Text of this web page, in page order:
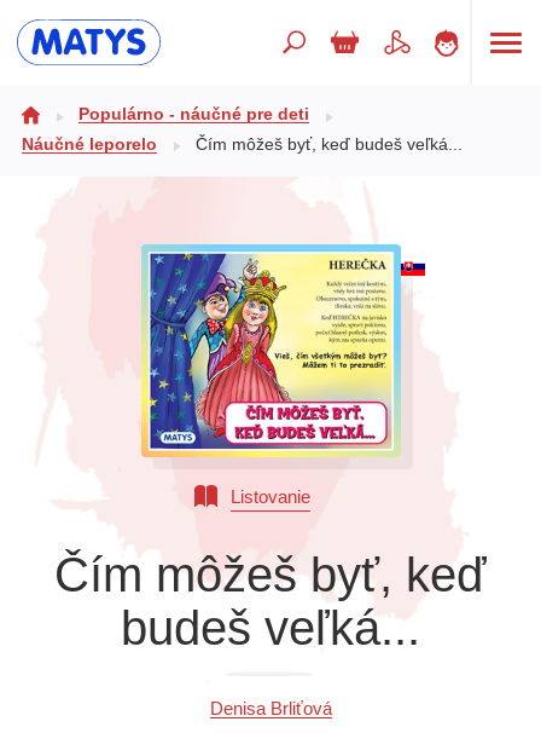
Doplnkový sortiment
Populárno - náučné pre deti
Výchova a pedagogika
Všetky kategórie
Populárno - náučné pre deti
Náučné leporelo
Čím môžeš byť, keď budeš veľká...
Listovanie
Čím môžeš byť, keď
budeš veľká...
Denisa Brliťová